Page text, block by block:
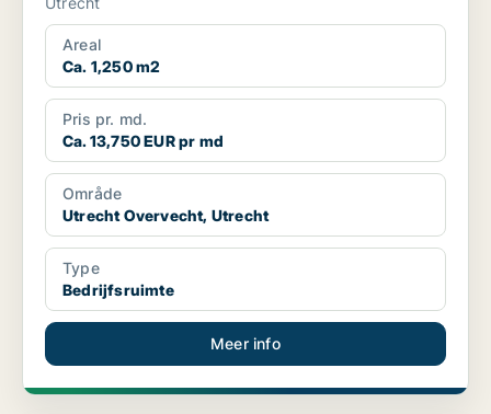
Areal
Ca. 1,250 m2
Pris pr. md.
Ca. 13,750 EUR pr md
Område
Utrecht Overvecht, Utrecht
Type
Bedrijfsruimte
Meer info